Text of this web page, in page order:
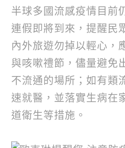
半球多國流感疫情目前
連假即將到來，提醒民
內外旅遊勿掉以輕心，
與咳嗽禮節，儘量避免
不流通的場所；如有類
速就醫，並落實生病在
道衛生等措施。